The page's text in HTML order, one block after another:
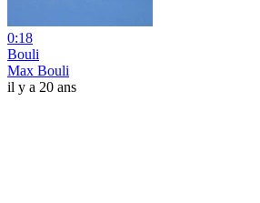
0:18
Bouli
Max Bouli
il y a 20 ans